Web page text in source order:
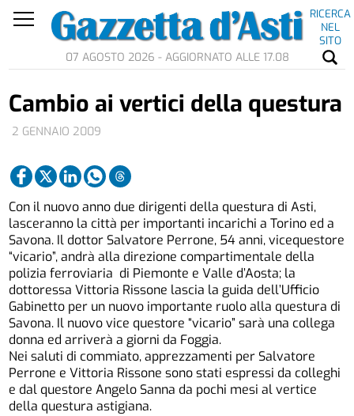
RICERCA
NEL
SITO
07 AGOSTO 2026 - AGGIORNATO ALLE 17.08
2 GENNAIO 2009
Cambio ai vertici della questura
Con il nuovo anno due dirigenti della questura di Asti,
lasceranno la città per importanti incarichi a Torino ed a
Savona. Il dottor Salvatore Perrone, 54 anni, vicequestore
“vicario”, andrà alla direzione compartimentale della
polizia ferroviaria di Piemonte e Valle d’Aosta; la
dottoressa Vittoria Rissone lascia la guida dell’Ufficio
Gabinetto per un nuovo importante ruolo alla questura di
Savona. Il nuovo vice questore “vicario” sarà una collega
donna ed arriverà a giorni da Foggia.
Nei saluti di commiato, apprezzamenti per Salvatore
Perrone e Vittoria Rissone sono stati espressi da colleghi
e dal questore Angelo Sanna da pochi mesi al vertice
della questura astigiana.